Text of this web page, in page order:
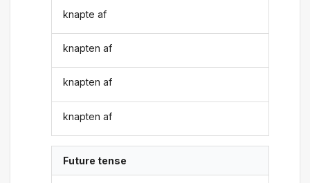
knapte af
knapten af
knapten af
knapten af
Future tense